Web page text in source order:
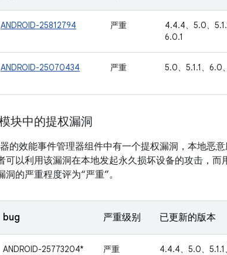
ANDROID-25812794 严重
4.4.4、5.0、
6.0.1
ANDROID-25070434 严重 5.0、5.1.1、6.0
块中的提权漏洞
的效能事件管理器组件中有一个提权漏洞，本地恶
可以利用该漏洞在本地发起永久损坏设备的攻击，而
的严重程度评为“严重”。
bug 严重级别 已更新的版本
ANDROID-25773204* 严重 4.4.4、5.0、